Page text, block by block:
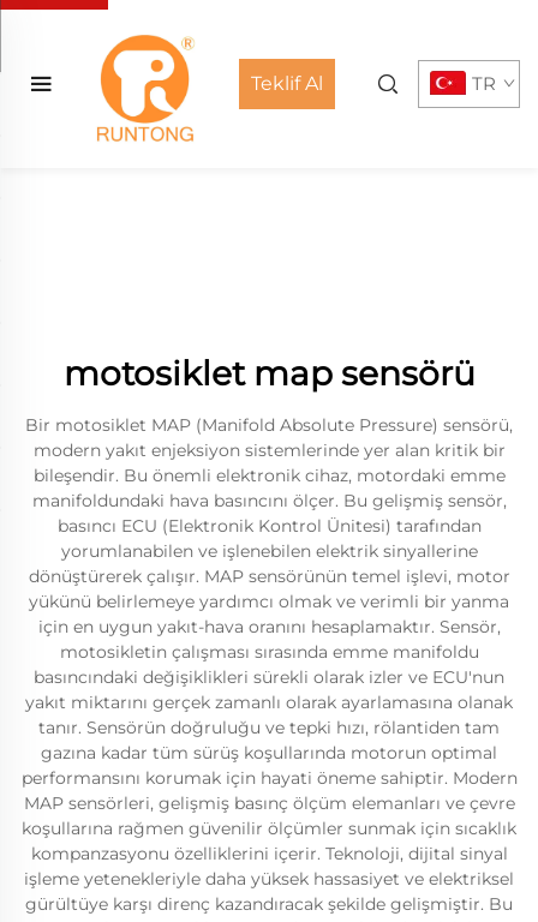
Teklif Al TR
motosiklet map sensörü
Bir motosiklet MAP (Manifold Absolute Pressure) sensörü,
modern yakıt enjeksiyon sistemlerinde yer alan kritik bir
bileşendir. Bu önemli elektronik cihaz, motordaki emme
manifoldundaki hava basıncını ölçer. Bu gelişmiş sensör,
basıncı ECU (Elektronik Kontrol Ünitesi) tarafından
yorumlanabilen ve işlenebilen elektrik sinyallerine
dönüştürerek çalışır. MAP sensörünün temel işlevi, motor
yükünü belirlemeye yardımcı olmak ve verimli bir yanma
için en uygun yakıt-hava oranını hesaplamaktır. Sensör,
motosikletin çalışması sırasında emme manifoldu
basıncındaki değişiklikleri sürekli olarak izler ve ECU'nun
yakıt miktarını gerçek zamanlı olarak ayarlamasına olanak
tanır. Sensörün doğruluğu ve tepki hızı, rölantiden tam
gazına kadar tüm sürüş koşullarında motorun optimal
performansını korumak için hayati öneme sahiptir. Modern
MAP sensörleri, gelişmiş basınç ölçüm elemanları ve çevre
koşullarına rağmen güvenilir ölçümler sunmak için sıcaklık
kompanzasyonu özelliklerini içerir. Teknoloji, dijital sinyal
işleme yetenekleriyle daha yüksek hassasiyet ve elektriksel
gürültüye karşı direnç kazandıracak şekilde gelişmiştir. Bu